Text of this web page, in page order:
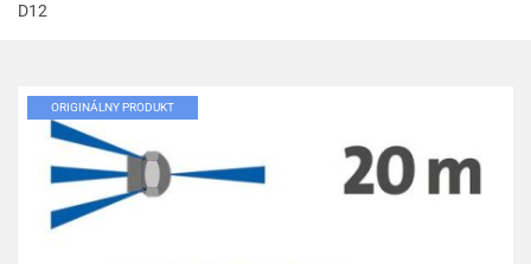
D12
ORIGINÁLNY PRODUKT